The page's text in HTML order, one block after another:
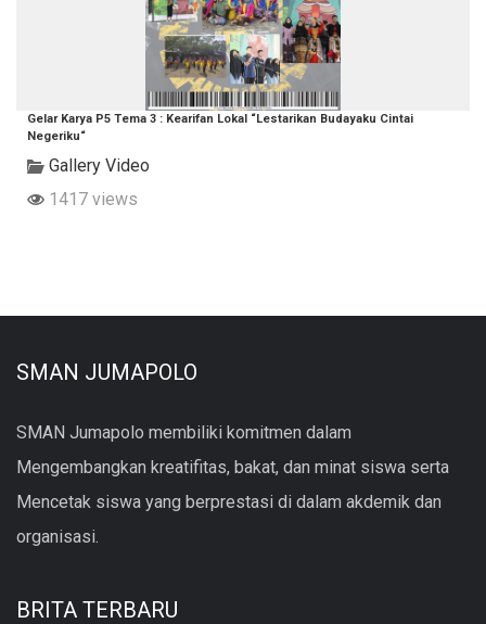
Gelar Karya P5 Tema 3 : Kearifan Lokal “Lestarikan Budayaku Cintai
Negeriku“
Gallery Video
1417 views
SMAN JUMAPOLO
SMAN Jumapolo membiliki komitmen dalam
Mengembangkan kreatifitas, bakat, dan minat siswa serta
Mencetak siswa yang berprestasi di dalam akdemik dan
organisasi.
BRITA TERBARU